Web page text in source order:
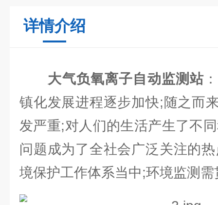
详情介绍
大气负氧离子自动监测站
镇化发展进程逐步加快;随之而
发严重;对人们的生活产生了不
问题成为了全社会广泛关注的
境保护工作体系当中;环境监测需